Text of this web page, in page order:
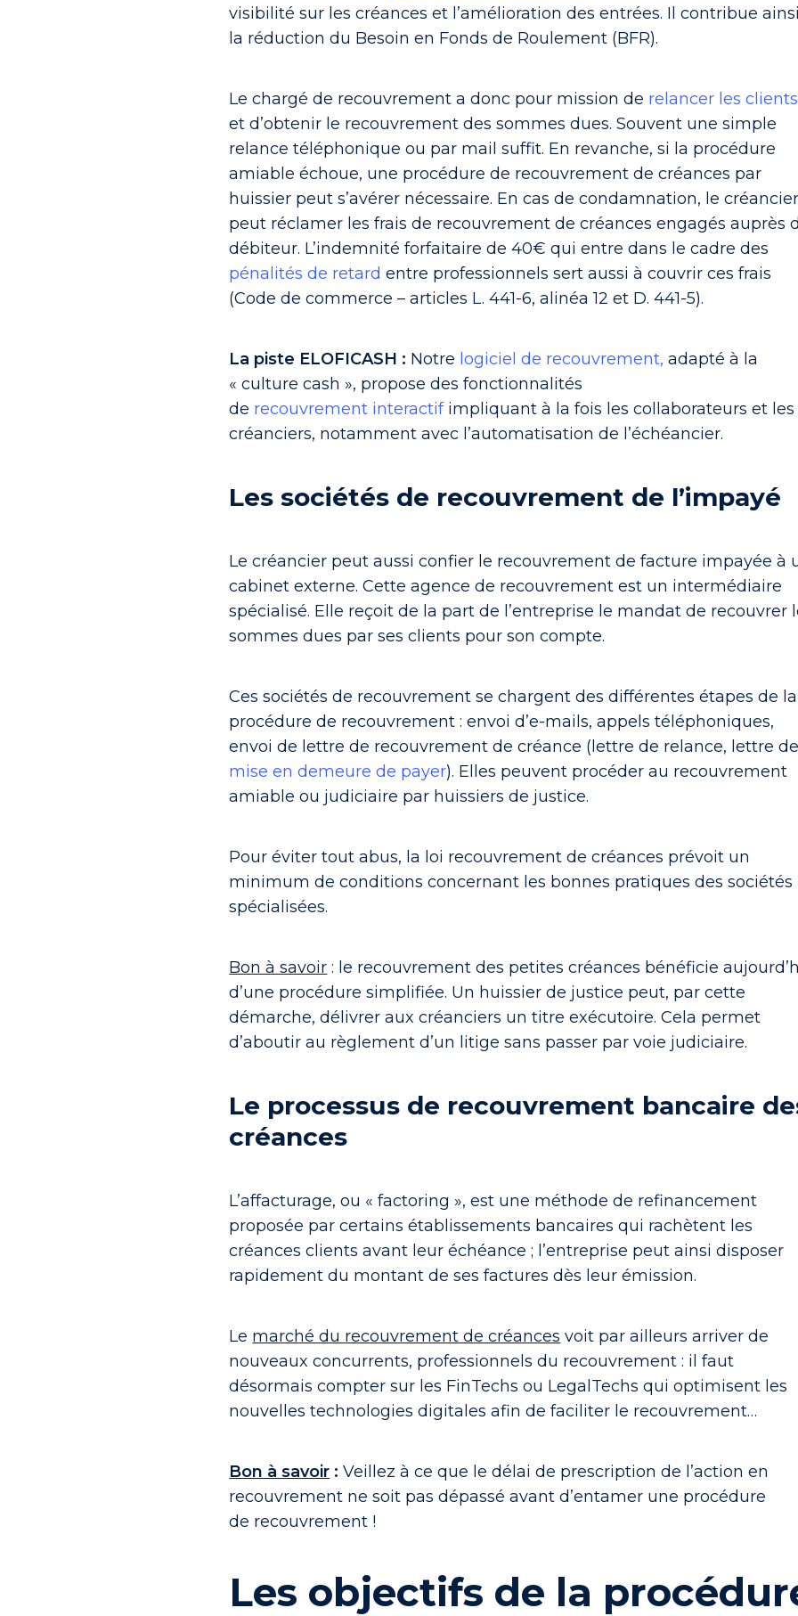
visibilité sur les créances et l’amélioration des entrées. Il contribue
la réduction du Besoin en Fonds de Roulement (BFR).
Le chargé de recouvrement a donc pour mission de relancer les clients
et d’obtenir le recouvrement des sommes dues. Souvent une simple
relance téléphonique ou par mail suffit. En revanche, si la procédure
amiable échoue, une procédure de recouvrement de créances par
huissier peut s’avérer nécessaire. En cas de condamnation, le
peut réclamer les frais de recouvrement de créances engagés auprès
débiteur. L’indemnité forfaitaire de 40€ qui entre dans le cadre des
pénalités de retard entre professionnels sert aussi à couvrir ces frais
(Code de commerce – articles L. 441-6, alinéa 12 et D. 441-5).
La piste ELOFICASH : Notre logiciel de recouvrement, adapté à la
« culture cash », propose des fonctionnalités
de recouvrement interactifimpliquant à la fois les collaborateurs et les
créanciers, notamment avec l’automatisation de l’échéancier.
Les sociétés de recouvrement de l’impayé
Le créancier peut aussi confier le recouvrement de facture impayée à
cabinet externe. Cette agence de recouvrement est un intermédiaire
spécialisé. Elle reçoit de la part de l’entreprise le mandat de recouvrer
sommes dues par ses clients pour son compte.
Ces sociétés de recouvrement se chargent des différentes étapes de la
procédure de recouvrement : envoi d’e-mails, appels téléphoniques,
envoi de lettre de recouvrement de créance (lettre de relance, lettre
mise en demeure de payer). Elles peuvent procéder au recouvrement
amiable ou judiciaire par huissiers de justice.
Pour éviter tout abus, la loi recouvrement de créances prévoit un
minimum de conditions concernant les bonnes pratiques des sociétés
spécialisées.
Bon à savoir : le recouvrement des petites créances bénéficie
d’une procédure simplifiée. Un huissier de justice peut, par cette
démarche, délivrer aux créanciers un titre exécutoire. Cela permet
d’aboutir au règlement d’un litige sans passer par voie judiciaire.
Le processus de recouvrement bancaire
créances
L’affacturage, ou « factoring », est une méthode de refinancement
proposée par certains établissements bancaires qui rachètent les
créances clients avant leur échéance ; l’entreprise peut ainsi disposer
rapidement du montant de ses factures dès leur émission.
Le marché du recouvrement de créances voit par ailleurs arriver de
nouveaux concurrents, professionnels du recouvrement : il faut
désormais compter sur les FinTechs ou LegalTechs qui optimisent les
nouvelles technologies digitales afin de faciliter le recouvrement…
Bon à savoir :Veillez à ce que le délai de prescription de l’action en
recouvrement ne soit pas dépassé avant d’entamer une procédure
de recouvrement !
Les objectifs de la